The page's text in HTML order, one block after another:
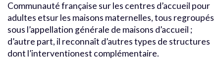
Communauté française sur les centres d’accueil pour
adultes etsur les maisons maternelles, tous regroupés
sous l’appellation générale de maisons d’accueil ;
d’autre part, il reconnaît d’autres types de structures
dont l’interventionest complémentaire.